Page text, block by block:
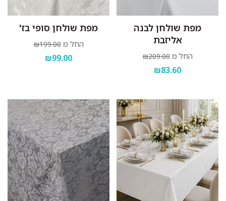
מפת שולחן לבנה
אליזבת
החל מ ₪209.00
₪83.60
מפת שולחן סופי בז'
החל מ ₪199.00
₪99.00